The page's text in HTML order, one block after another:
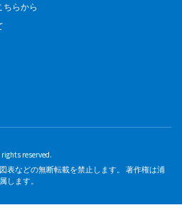
ちらから
reserved.
表などの無断転載を禁止します。 著作権は浦
します。